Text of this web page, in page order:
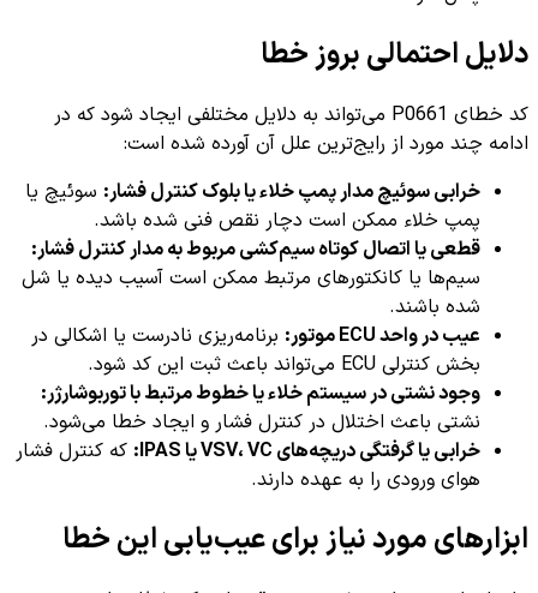
دلایل احتمالی بروز خطا
کد خطای P0661 می‌تواند به دلایل مختلفی ایجاد شود که در
ادامه چند مورد از رایج‌ترین علل آن آورده شده است:
خرابی سوئیچ مدار پمپ خلاء یا بلوک کنترل فشار: سوئیچ یا
پمپ خلاء ممکن است دچار نقص فنی شده باشد.
قطعی یا اتصال کوتاه سیم‌کشی مربوط به مدار کنترل فشار:
سیم‌ها یا کانکتورهای مرتبط ممکن است آسیب دیده یا شل
شده باشند.
عیب در واحد ECU موتور:
برنامه‌ریزی نادرست یا اشکالی در
بخش کنترلی ECU می‌تواند باعث ثبت این کد شود.
وجود نشتی در سیستم خلاء یا خطوط مرتبط با توربوشارژر:
نشتی باعث اختلال در کنترل فشار و ایجاد خطا می‌شود.
خرابی یا گرفتگی دریچه‌های VSV، VC یا IPAS:
که کنترل فشار
هوای ورودی را به عهده دارند.
ابزارهای مورد نیاز برای عیب‌یابی این خطا